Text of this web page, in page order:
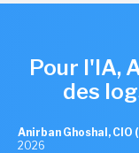
Pour l'IA,
des
Anirban Ghoshal,
2026